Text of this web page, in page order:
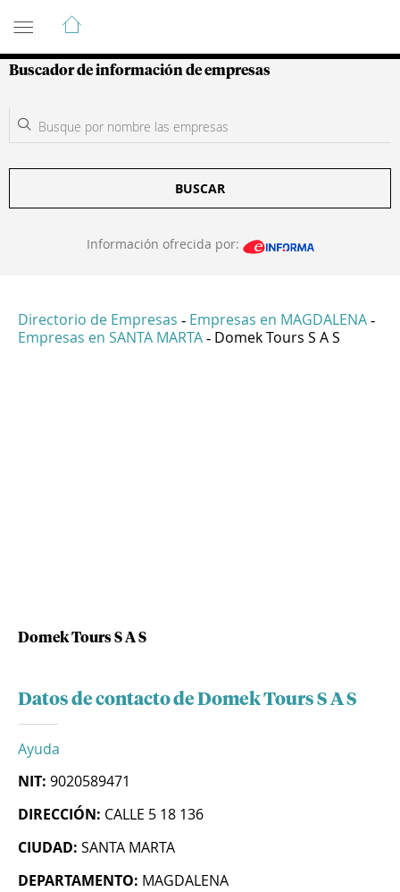
Guía de Empresas Colombianas
Buscador de información de empresas
BUSCAR
Información ofrecida por:
Directorio de Empresas - Empresas en MAGDALENA -
Empresas en SANTA MARTA - Domek Tours S A S
Domek Tours S A S
Datos de contacto de Domek Tours S A S
Ayuda
NIT: 9020589471
DIRECCIÓN: CALLE 5 18 136
CIUDAD: SANTA MARTA
DEPARTAMENTO: MAGDALENA